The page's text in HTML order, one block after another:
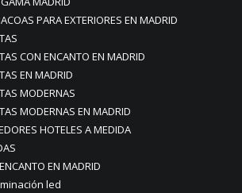
PARA EXTERIORES EN MADRID
CON ENCANTO EN MADRID
EN MADRID
MODERNAS
MODERNAS EN MADRID
HOTELES A MEDIDA
EN MADRID
led